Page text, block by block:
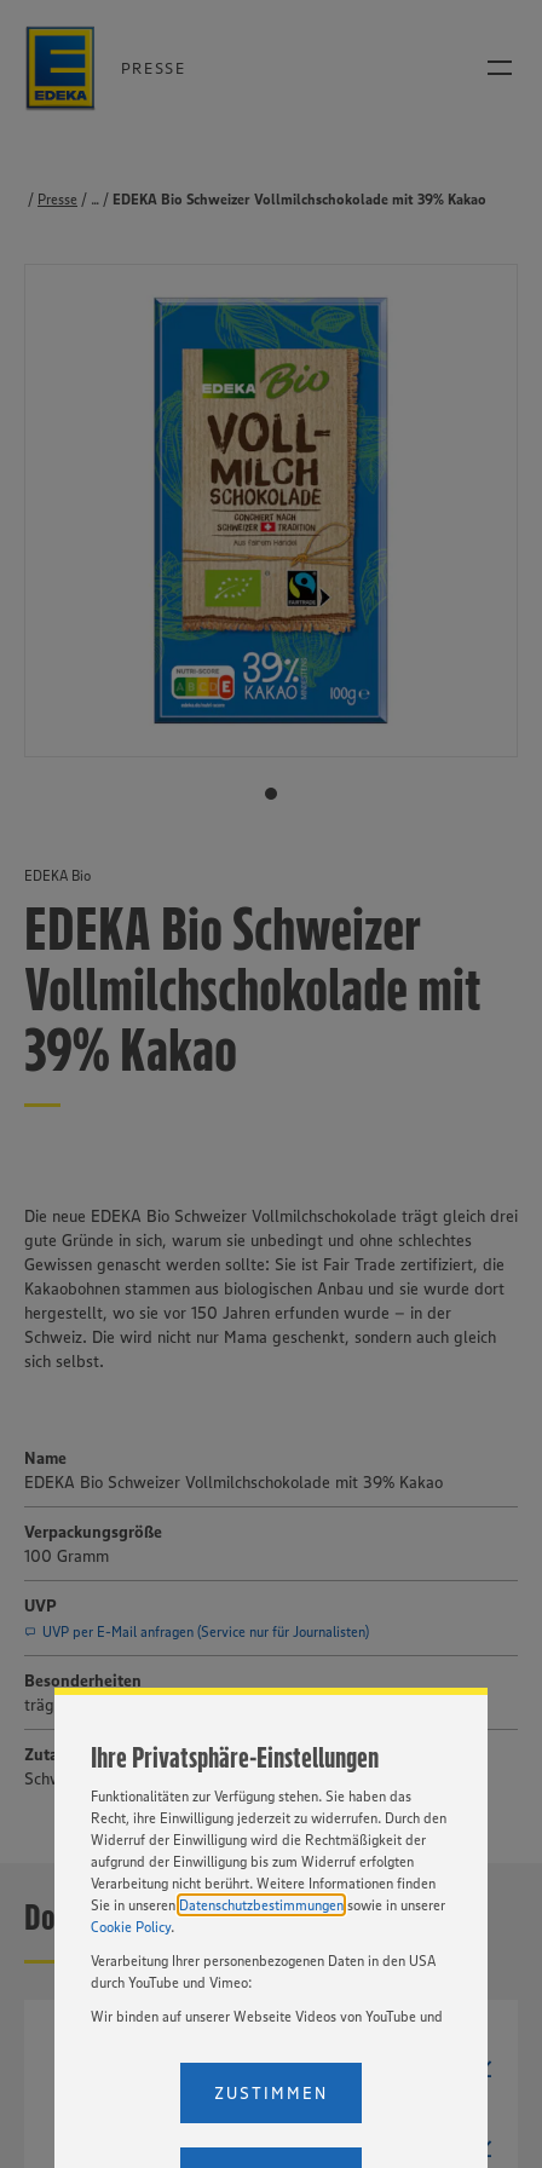
Ihre Privatsphäre-Einstellungen
Wir setzen Cookies und andere Technologien ein, um Ihnen
ermöglichen. Wir verwenden Ihre Daten, um unsere
Website zu personalisieren und Ihnen möglichst relevante
Cookies und anderer Technologien ist freiwillig und kann
„EINSTELLUNGEN ÄNDERN”. Bitte beachten Sie, dass auf
Basis Ihrer Einstellungen ggf. nicht mehr alle
Funktionalitäten zur Verfügung stehen. Sie haben das
Recht, ihre Einwilligung jederzeit zu widerrufen. Durch den
Widerruf der Einwilligung wird die Rechtmäßigkeit der
aufgrund der Einwilligung bis zum Widerruf erfolgten
Verarbeitung nicht berührt. Weitere Informationen finden
Sie in unseren Datenschutzbestimmungen sowie in unserer
Cookie Policy.
Verarbeitung Ihrer personenbezogenen Daten in den USA
durch YouTube und Vimeo:
Wir binden auf unserer Webseite Videos von YouTube und
Einstellungen bezüglich YouTube und Vimeo zu ändern,
ein, dass Ihre Daten (IP-Adresse, Zeitstempel, ggf.
Nutzerverhalten auf unserer Webseite) an die Anbieter der
Dienste YouTube und Vimeo in den USA übermittelt und
ZUSTIMMEN
PRESSE
Presse Produkte
EDEKA Bio Schweizer Vollmilchschokolade mit 39% Kakao
...
EDEKA Bio
EDEKA Bio Schweizer
Vollmilchschokolade mit
39% Kakao
Die neue EDEKA Bio Schweizer Vollmilchschokolade trägt gleich drei
gute Gründe in sich, warum sie unbedingt und ohne schlechtes
Gewissen genascht werden sollte: Sie ist Fair Trade zertifiziert, die
Kakaobohnen stammen aus biologischen Anbau und sie wurde dort
hergestellt, wo sie vor 150 Jahren erfunden wurde – in der
Schweiz. Die wird nicht nur Mama geschenkt, sondern auch gleich
sich selbst.
Name
EDEKA Bio Schweizer Vollmilchschokolade mit 39% Kakao
Verpackungsgröße
100 Gramm
UVP
UVP per E-Mail anfragen (Service nur für Journalisten)
Besonderheiten
trägt das Bio-Siegel; Fair Trade-zertifiziert
Zutaten
Schweizer Schokolade; mit 38 % Kakaoanteil
Downloads
1647px x 3000px
10,4 MB
JPG
329px x 600px